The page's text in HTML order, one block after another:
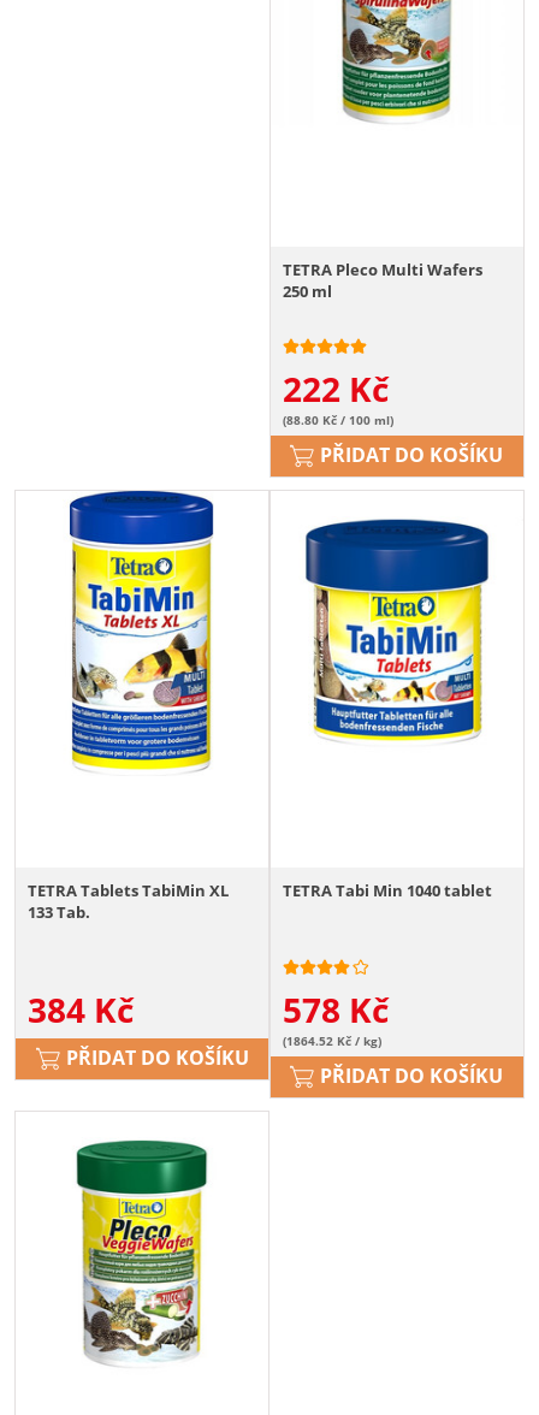
TETRA Pleco Multi Wafers
250 ml
222 Kč
(88.80 Kč / 100 ml)
PŘIDAT DO KOŠÍKU
TETRA Tablets TabiMin XL
133 Tab.
384 Kč
PŘIDAT DO KOŠÍKU
TETRA Tabi Min 1040 tablet
578 Kč
(1864.52 Kč / kg)
PŘIDAT DO KOŠÍKU